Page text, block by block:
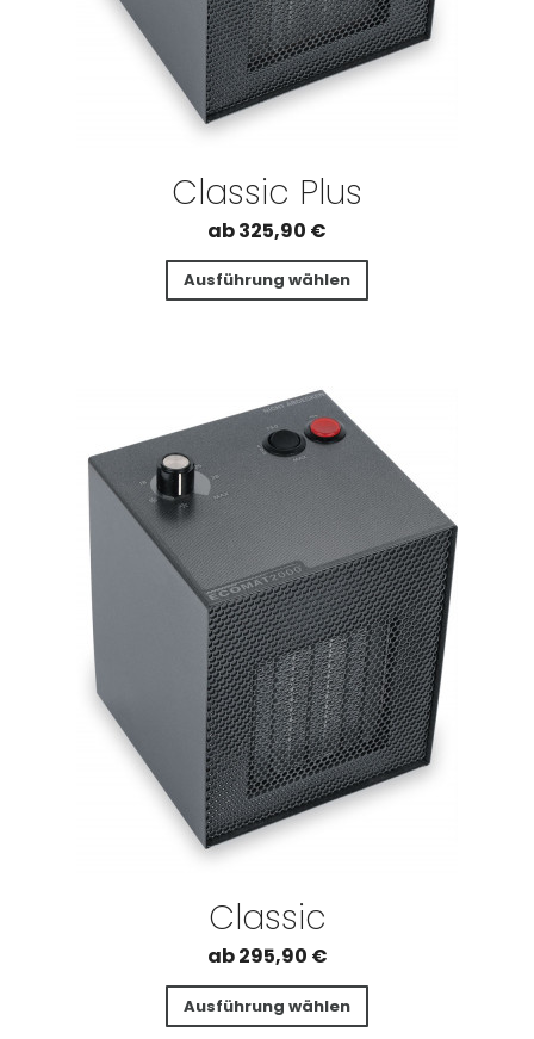
Classic Plus
ab325,90 €
Ausführung wählen
Classic
ab295,90 €
Ausführung wählen